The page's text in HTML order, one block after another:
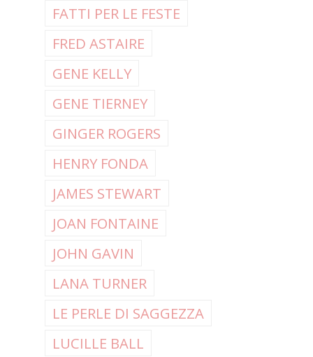
FATTI PER LE FESTE
FRED ASTAIRE
GENE KELLY
GENE TIERNEY
GINGER ROGERS
HENRY FONDA
JAMES STEWART
JOAN FONTAINE
JOHN GAVIN
LANA TURNER
LE PERLE DI SAGGEZZA
LUCILLE BALL